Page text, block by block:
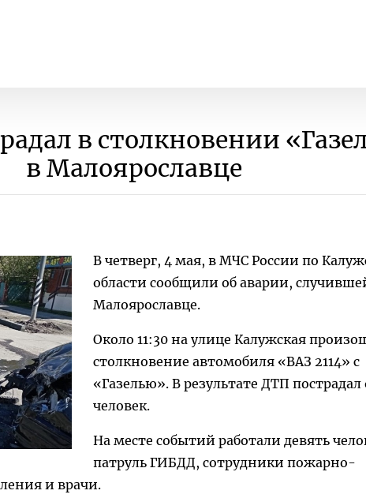
в столкновении
в Малоярославце
В четверг, 4 мая, в МЧС России по
области сообщили об аварии,
Малоярославце.
Около 11:30 на улице Калужская
столкновение автомобиля «ВАЗ 2114» с
«Газелью». В результате ДТП
человек.
На месте событий работали девять
патруль ГИБДД, сотрудники пожарно-
и врачи.